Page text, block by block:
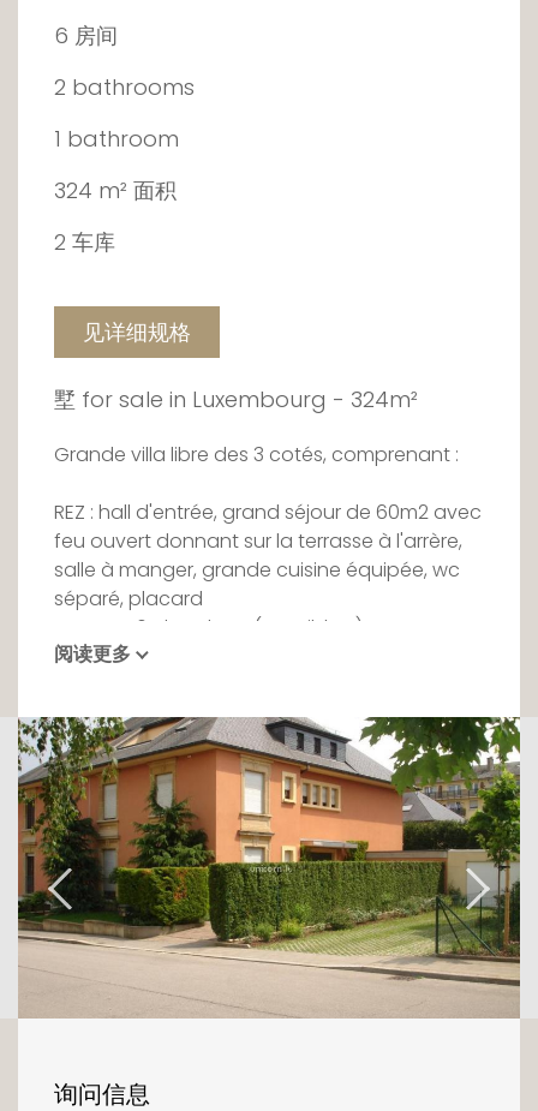
6 房间
2 bathrooms
1 bathroom
324 m² 面积
2 车库
见详细规格
墅 for sale in Luxembourg - 324m²
Grande villa libre des 3 cotés, comprenant :
REZ : hall d'entrée, grand séjour de 60m2 avec
feu ouvert donnant sur la terrasse à l'arrère,
salle à manger, grande cuisine équipée, wc
séparé, placard
ETAGES : 6 chambres (possible 7) entre 15 et
30m2 dont 2 avec terrasse, 4 salles d'eau
SOUS-SOL : 3 grande caves, buanderie, cave
à vins, chaufferie
EXT. : 1 double garage
Situation calme et privilégiée dans quartier
résidentiel, proche du centre ville.
阅读更多
询问信息